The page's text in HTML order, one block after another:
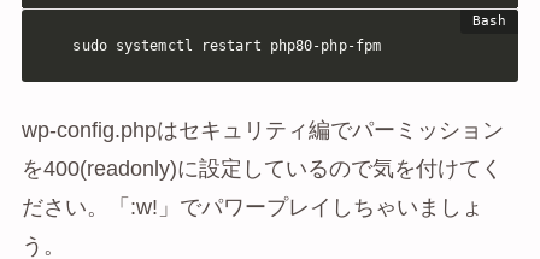
sudo systemctl restart php80-php-fpm
wp-config.phpはセキュリティ編でパーミッション
を400(readonly)に設定しているので気を付けてく
ださい。「:w!」でパワープレイしちゃいましょ
う。